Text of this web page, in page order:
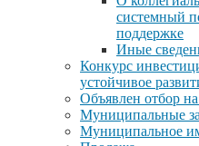
системный
поддержке
Иные
Конкурс
устойчивое
Объявлен отбор
Муниципальные
Муниципальное